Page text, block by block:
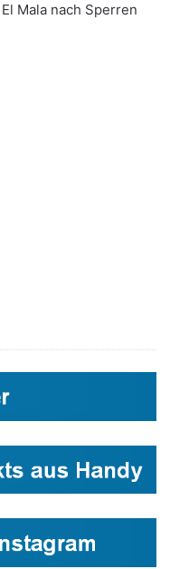
Mala nach Sperren